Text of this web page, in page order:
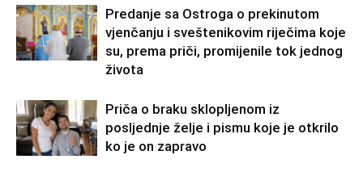
Predanje sa Ostroga o prekinutom
vjenčanju i sveštenikovim riječima koje
su, prema priči, promijenile tok jednog
života
Priča o braku sklopljenom iz
posljednje želje i pismu koje je otkrilo
ko je on zapravo